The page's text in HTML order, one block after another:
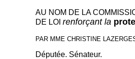
AU NOM DE LA
DE LOI renforçant la
PAR M MECHRISTINE
Députée. Sénateur.